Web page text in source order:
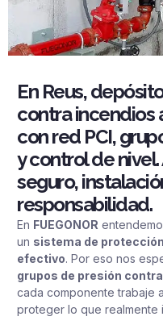
En Reus,
contra incendios
con red PCI,
y control de
seguro,
responsabilidad.
En FUEGONOR
un sistema de
efectivo. Por eso nos
grupos de presión
cada componente trabaje
proteger lo que realmente